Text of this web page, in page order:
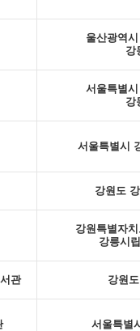
울산광역
강
서울특별
강
서울특별시
강원도
강원특별자
강릉시
관 강원
서울특별